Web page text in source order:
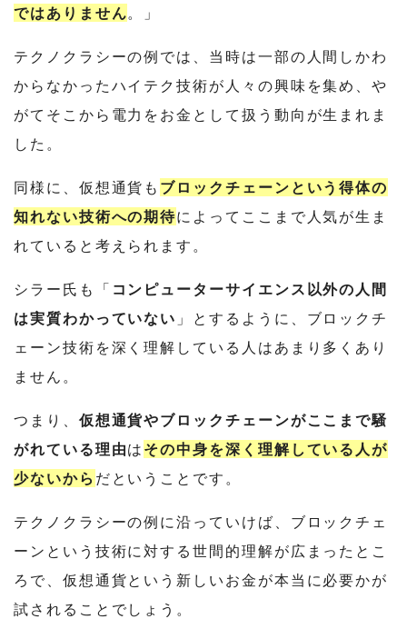
ではありません。」
テクノクラシーの例では、当時は一部の人間しかわ
からなかったハイテク技術が人々の興味を集め、や
がてそこから電力をお金として扱う動向が生まれま
した。
同様に、仮想通貨も ブロックチェーンという得体の
知れない技術への期待によってここまで人気が生ま
れていると考えられます。
シラー氏も「 コンピューターサイエンス以外の人間
は実質わかっていない 」とするように、ブロックチ
ェーン技術を深く理解している人はあまり多くあり
ません。
つまり、 仮想通貨やブロックチェーンがここまで騒
がれている理由は その中身を深く理解している人が
少ないから だということです。
テクノクラシーの例に沿っていけば、ブロックチェ
ーンという技術に対する世間的理解が広まったとこ
ろで、仮想通貨という新しいお金が本当に必要かが
試されることでしょう。